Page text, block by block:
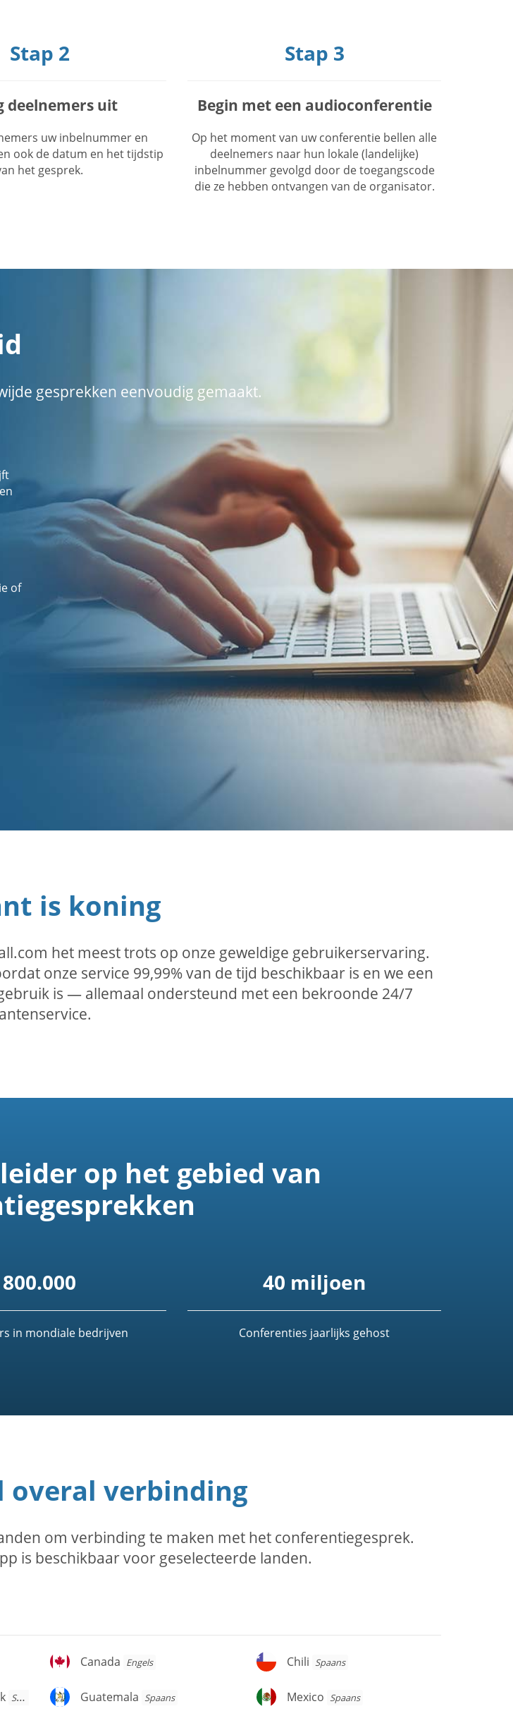
Stap 2
deelnemers uit
uw inbelnummer en
ook de datum en het tijdstip
het gesprek.
Stap 3
Begin met een audioconferentie
Op het moment van uw conferentie bellen alle
deelnemers naar hun lokale (landelijke)
inbelnummer gevolgd door de toegangscode
die ze hebben ontvangen van de organisator.
gesprekken eenvoudig gemaakt.
of
is koning
het meest trots op onze geweldige gebruikerservaring.
onze service 99,99% van de tijd beschikbaar is en we een
is — allemaal ondersteund met een bekroonde 24/7
op het gebied van
800.000
in mondiale bedrijven
40 miljoen
Conferenties jaarlijks gehost
overal verbinding
om verbinding te maken met het conferentiegesprek.
is beschikbaar voor geselecteerde landen.
Canada
Canada Engels Chili
Chili Spaans
Spaans Guatemala
Guatemala Spaans Mexico
Mexico Spaans